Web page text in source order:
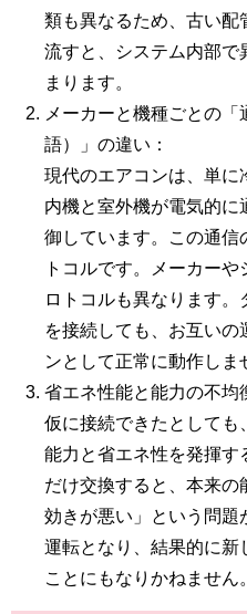
類も異なるため、古い配
流すと、システム内部で
まります。
メーカーと機種ごとの
語）」の違い：
現代のエアコンは、単に
内機と室外機が電気的
御しています。この通信
トコルです。メーカー
ロトコルも異なります
を接続しても、お互い
ンとして正常に動作しま
省エネ性能と能力の不均
仮に接続できたとしても
能力と省エネ性を発揮す
だけ交換すると、本来
効きが悪い」という問題
運転となり、結果的に新
ことにもなりかねません。